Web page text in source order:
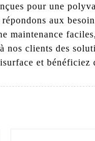
pour une
aux
maintenance
clients des
et bénéficiez